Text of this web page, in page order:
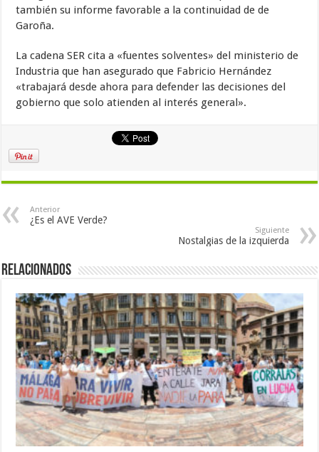
también su informe favorable a la continuidad de de
Garoña.
La cadena SER cita a «fuentes solventes» del ministerio de
Industria que han asegurado que Fabricio Hernández
«trabajará desde ahora para defender las decisiones del
gobierno que solo atienden al interés general».
Anterior
¿Es el AVE Verde?
Siguiente
Nostalgias de la izquierda
Relacionados